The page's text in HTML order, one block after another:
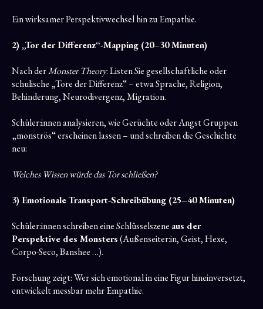
Ein wirksamer Perspektivwechsel hin zu Empathie.
2) „Tor der Differenz“-Mapping (20–30 Minuten)
Nach derMonster Theory: Listen Sie gesellschaftliche oder
schulische „Tore der Differenz“ – etwa Sprache, Religion,
Behinderung, Neurodivergenz, Migration.
Schüler:innen analysieren, wie Gerüchte oder Angst Gruppen
„monströs“ erscheinen lassen – und schreiben die Geschichte
neu:
Welches Wissen würde das Tor schließen?
3) Emotionale Transport-Schreibübung (25–40 Minuten)
Schüler:innen schreiben eine Schlüsselszene aus der
Perspektive des Monsters(Außenseiter:in, Geist, Hexe,
Corpo-Seco, Banshee …).
Forschung zeigt: Wer sich emotional in eine Figur hineinversetzt,
entwickelt messbar mehr Empathie.